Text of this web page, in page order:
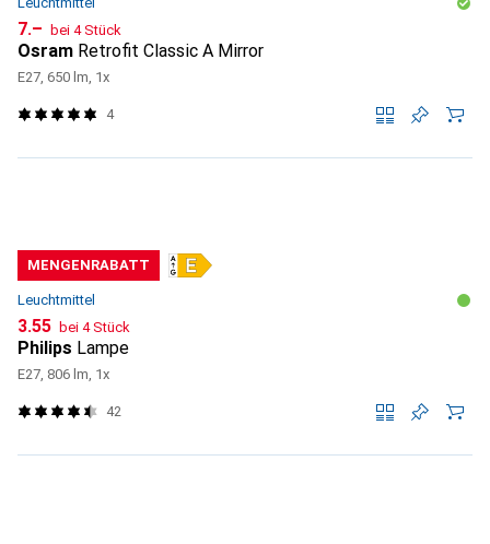
CHF
7.– bei 4 Stück
Osram Retrofit Classic A Mirror
E27, 650 lm, 1x
4
MENGENRABATT
Leuchtmittel
CHF
3.55 bei 4 Stück
Philips Lampe
E27, 806 lm, 1x
42